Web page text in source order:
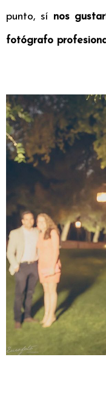
punto, sí nos
fotógrafo